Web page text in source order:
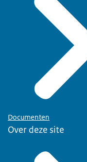
Documenten
Over deze site